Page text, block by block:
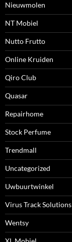
Nieuwmolen
NT Mobiel
Nutto Frutto
Online Kruiden
Qiro Club
Quasar
Repairhome
Stock Perfume
Trendmall
Uncategorized
Uwbuurtwinkel
Virus Track Solutions
Wentsy